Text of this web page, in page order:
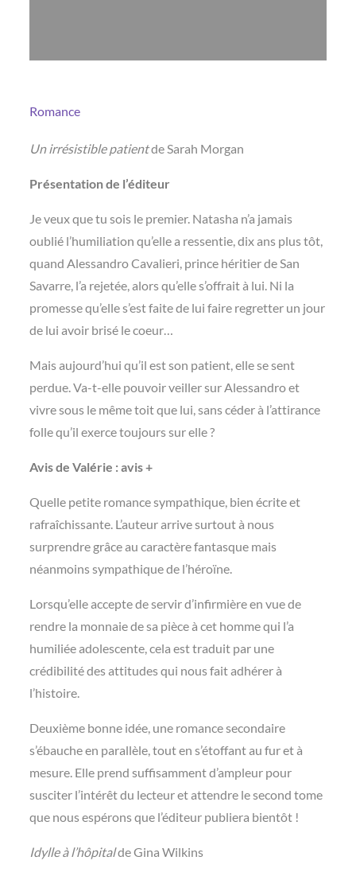
Romance
Un irrésistible patientde Sarah Morgan
Présentation de l’éditeur
Je veux que tu sois le premier. Natasha n’a jamais
oublié l’humiliation qu’elle a ressentie, dix ans plus tôt,
quand Alessandro Cavalieri, prince héritier de San
Savarre, l’a rejetée, alors qu’elle s’offrait à lui. Ni la
promesse qu’elle s’est faite de lui faire regretter un jour
de lui avoir brisé le coeur…
Mais aujourd’hui qu’il est son patient, elle se sent
perdue. Va-t-elle pouvoir veiller sur Alessandro et
vivre sous le même toit que lui, sans céder à l’attirance
folle qu’il exerce toujours sur elle ?
Avis de Valérie : avis +
Quelle petite romance sympathique, bien écrite et
rafraîchissante. L’auteur arrive surtout à nous
surprendre grâce au caractère fantasque mais
néanmoins sympathique de l’héroïne.
Lorsqu’elle accepte de servir d’infirmière en vue de
rendre la monnaie de sa pièce à cet homme qui l’a
humiliée adolescente, cela est traduit par une
crédibilité des attitudes qui nous fait adhérer à
l’histoire.
Deuxième bonne idée, une romance secondaire
s’ébauche en parallèle, tout en s’étoffant au fur et à
mesure. Elle prend suffisamment d’ampleur pour
susciter l’intérêt du lecteur et attendre le second tome
que nous espérons que l’éditeur publiera bientôt !
Idylle à l’hôpitalde Gina Wilkins